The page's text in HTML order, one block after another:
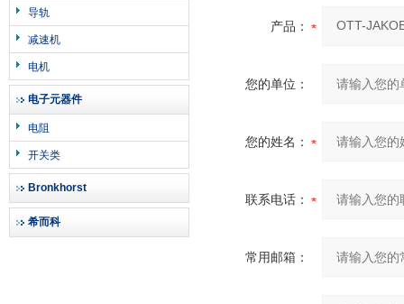
导轨
减速机
电机
电子元器件
电阻
开关类
Bronkhorst
希而科
产品：
您的单位：
您的姓名：
联系电话：
常用邮箱：